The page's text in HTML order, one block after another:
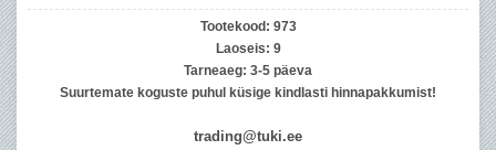
Tootekood: 973
Laoseis: 9
Tarneaeg: 3-5 päeva
Suurtemate koguste puhul küsige kindlasti hinnapakkumist!
trading@tuki.ee